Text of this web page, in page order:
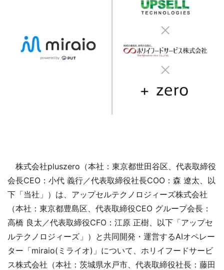
株式会社pluszero（本社：東京都世田谷区、代表取締役
会長CEO：小代 義行／代表取締役社長COO：森 遼太、以
下「当社」）は、アップセルテクノロジィーズ株式会社
（本社：東京都豊島区、代表取締役CEO グループ会長：
高橋 良太／代表取締役CFO：江原 正樹、以下「アップセ
ルテクノロジィーズ」）と共同開発・運営するAIオペレー
ター「miraio(ミライオ)」について、ホリイフードサービ
ス株式会社（本社：茨城県水戸市、代表取締役社長：藤田